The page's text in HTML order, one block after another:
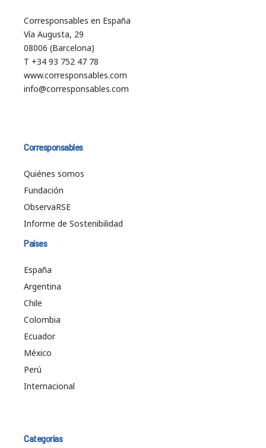
Corresponsables en España
Vía Augusta, 29
08006 (Barcelona)
T +34 93 752 47 78
www.corresponsables.com
info@corresponsables.com
Corresponsables
Quiénes somos
Fundación
ObservaRSE
Informe de Sostenibilidad
Países
España
Argentina
Chile
Colombia
Ecuador
México
Perú
Internacional
Categorías